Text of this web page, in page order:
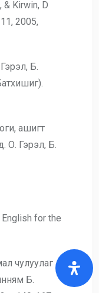
& Kirwin, D
2005,
Б.
ашигт
О. Гэрэл, Б.
for the
чулуулаг
Б.